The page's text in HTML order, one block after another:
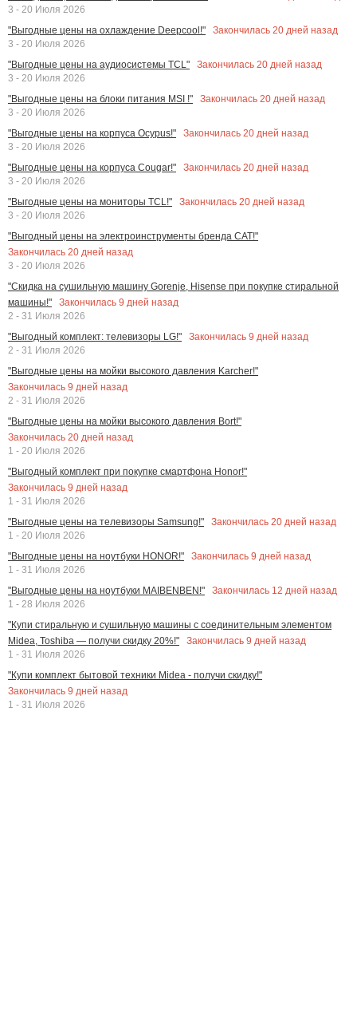
3 - 20 Июля 2026
"Выгодные цены на охлаждение Deepcool!"
Закончилась 20 дней назад
3 - 20 Июля 2026
"Выгодные цены на аудиосистемы TCL"
Закончилась 20 дней назад
3 - 20 Июля 2026
"Выгодные цены на блоки питания MSI !"
Закончилась 20 дней назад
3 - 20 Июля 2026
"Выгодные цены на корпуса Ocypus!"
Закончилась 20 дней назад
3 - 20 Июля 2026
"Выгодные цены на корпуса Cougar!"
Закончилась 20 дней назад
3 - 20 Июля 2026
"Выгодные цены на мониторы TCL!"
Закончилась 20 дней назад
3 - 20 Июля 2026
"Выгодный цены на электроинструменты бренда CAT!"
Закончилась 20 дней назад
3 - 20 Июля 2026
"Скидка на сушильную машину Gorenje, Hisense при покупке стиральной
машины!"
Закончилась 9 дней назад
2 - 31 Июля 2026
"Выгодный комплект: телевизоры LG!"
Закончилась 9 дней назад
2 - 31 Июля 2026
"Выгодные цены на мойки высокого давления Karcher!"
Закончилась 9 дней назад
2 - 31 Июля 2026
"Выгодные цены на мойки высокого давления Bort!"
Закончилась 20 дней назад
1 - 20 Июля 2026
"Выгодный комплект при покупке смартфона Honor!"
Закончилась 9 дней назад
1 - 31 Июля 2026
"Выгодные цены на телевизоры Samsung!"
Закончилась 20 дней назад
1 - 20 Июля 2026
"Выгодные цены на ноутбуки HONOR!"
Закончилась 9 дней назад
1 - 31 Июля 2026
"Выгодные цены на ноутбуки MAIBENBEN!"
Закончилась 12 дней назад
1 - 28 Июля 2026
"Купи стиральную и сушильную машины с соединительным элементом
Midea, Toshiba — получи скидку 20%!"
Закончилась 9 дней назад
1 - 31 Июля 2026
"Купи комплект бытовой техники Midea - получи скидку!"
Закончилась 9 дней назад
1 - 31 Июля 2026